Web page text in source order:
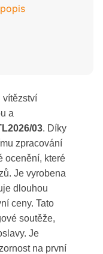
vítězství
a
03. Díky
zpracování
ocenění, které
Je vyrobena
dlouhou
ceny. Tato
soutěže,
Je
na první